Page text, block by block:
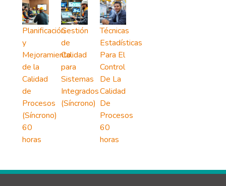
Planificación
y
Mejoramiento
de la
Calidad
de
Procesos
(Síncrono)
60
horas
Gestión
de
Calidad
para
Sistemas
Integrados
(Síncrono)
Técnicas
Estadísticas
Para El
Control
De La
Calidad
De
Procesos
60
horas